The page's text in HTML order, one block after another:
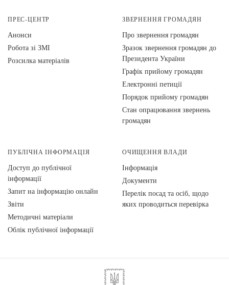
ПРЕС-ЦЕНТР
Анонси
Робота зі ЗМІ
Розсилка матеріалів
ЗВЕРНЕННЯ ГРОМАДЯН
Про звернення громадян
Зразок звернення громадян до
Президента України
Графік прийому громадян
Електронні петиції
Порядок прийому громадян
Стан опрацювання звернень
громадян
ПУБЛІЧНА ІНФОРМАЦІЯ
Доступ до публічної
інформації
Запит на інформацію онлайн
Звіти
Методичні матеріали
Облік публічної інформації
ОЧИЩЕННЯ ВЛАДИ
Інформація
Документи
Перелік посад та осіб, щодо
яких проводиться перевірка